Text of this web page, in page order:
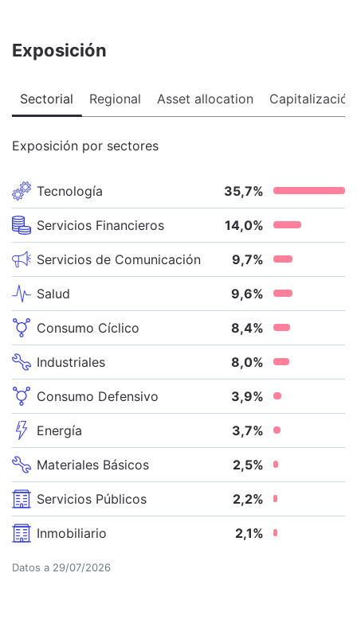
Exposición
Sectorial Regional Asset allocation Capitalización
Exposición por sectores
Tecnología 35,7%
Servicios Financieros 14,0%
Servicios de Comunicación 9,7%
Salud 9,6%
Consumo Cíclico 8,4%
Industriales 8,0%
Consumo Defensivo 3,9%
Energía 3,7%
Materiales Básicos 2,5%
Servicios Públicos 2,2%
Inmobiliario 2,1%
Datos a 29/07/2026